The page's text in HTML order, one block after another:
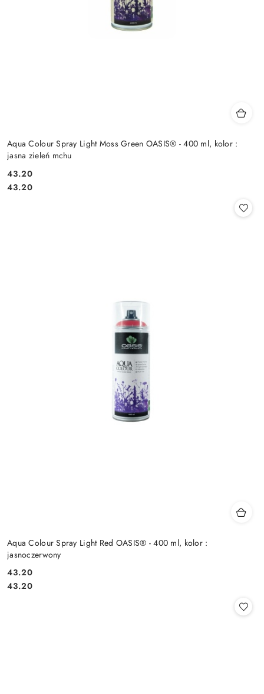
Aqua Colour Spray Light Moss Green OASIS® - 400 ml, kolor :
jasna zieleń mchu
Cena:
43.20
Cena:
43.20
Aqua Colour Spray Light Red OASIS® - 400 ml, kolor :
jasnoczerwony
Cena:
43.20
Cena:
43.20